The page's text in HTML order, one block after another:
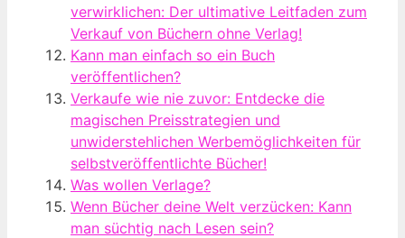
verwirklichen: Der ultimative Leitfaden zum
Verkauf von Büchern ohne Verlag!
Kann man einfach so ein Buch
veröffentlichen?
Verkaufe wie nie zuvor: Entdecke die
magischen Preisstrategien und
unwiderstehlichen Werbemöglichkeiten für
selbstveröffentlichte Bücher!
Was wollen Verlage?
Wenn Bücher deine Welt verzücken: Kann
man süchtig nach Lesen sein?